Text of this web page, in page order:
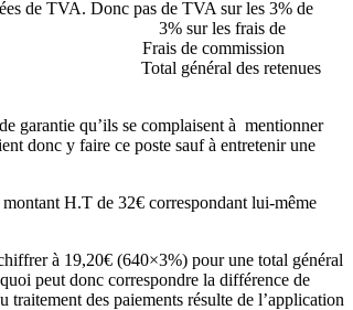
de TVA. Donc pas de TVA sur les 3% de
3% sur les frais de
de commission
général des retenues
garantie qu’ils se complaisent à mentionner
donc y faire ce poste sauf à entretenir une
H.T de 32€ correspondant lui-même
à 19,20€ (640×3%) pour une total général
correspondre la différence de
des paiements résulte de l’application